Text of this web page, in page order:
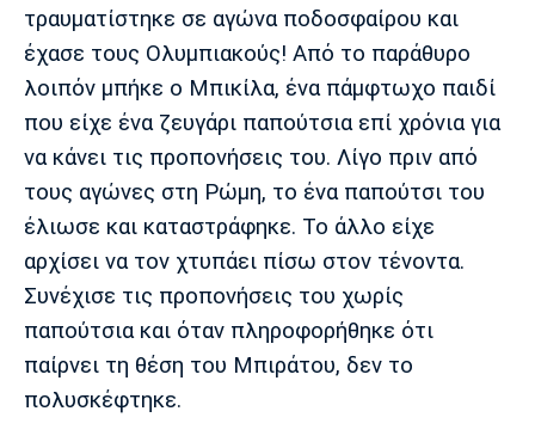
τραυματίστηκε σε αγώνα ποδοσφαίρου και
έχασε τους Ολυμπιακούς! Από το παράθυρο
λοιπόν μπήκε ο Μπικίλα, ένα πάμφτωχο παιδί
που είχε ένα ζευγάρι παπούτσια επί χρόνια για
να κάνει τις προπονήσεις του. Λίγο πριν από
τους αγώνες στη Ρώμη, το ένα παπούτσι του
έλιωσε και καταστράφηκε. Το άλλο είχε
αρχίσει να τον χτυπάει πίσω στον τένοντα.
Συνέχισε τις προπονήσεις του χωρίς
παπούτσια και όταν πληροφορήθηκε ότι
παίρνει τη θέση του Μπιράτου, δεν το
πολυσκέφτηκε.